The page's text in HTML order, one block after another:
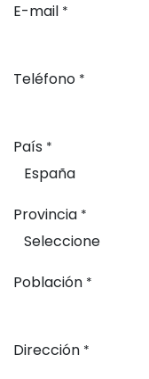
E-mail *
Teléfono *
País *
Provincia *
Población *
Dirección *